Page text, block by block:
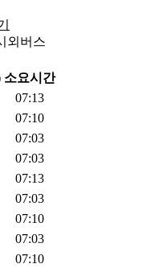
외버스
소요시간
07:13
07:10
07:03
07:03
07:13
07:03
07:10
07:03
07:10